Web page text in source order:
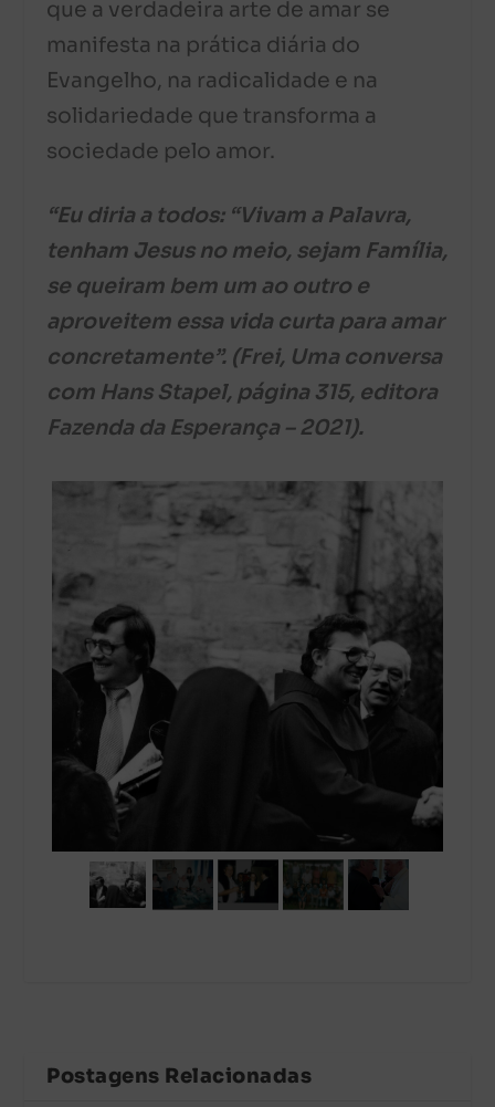
que a verdadeira arte de amar se
manifesta na prática diária do
Evangelho, na radicalidade e na
solidariedade que transforma a
sociedade pelo amor.
“Eu diria a todos: “Vivam a Palavra,
tenham Jesus no meio, sejam Família,
se queiram bem um ao outro e
aproveitem essa vida curta para amar
concretamente”. (Frei, Uma conversa
com Hans Stapel, página 315, editora
Fazenda da Esperança – 2021).
Postagens Relacionadas